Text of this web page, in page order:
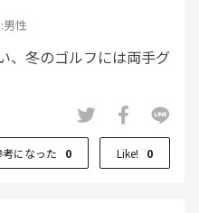
男性
、冬のゴルフには両手グ
考になった 0 Like! 0